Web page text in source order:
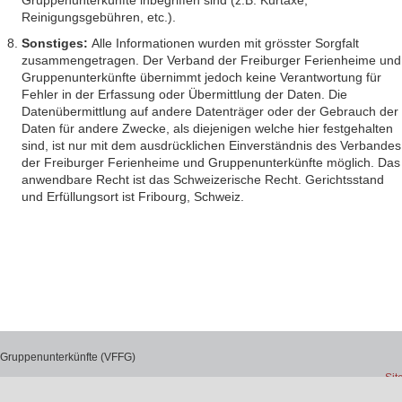
Reinigungsgebühren, etc.).
Sonstiges: Alle Informationen wurden mit grösster Sorgfalt
zusammengetragen. Der Verband der Freiburger Ferienheime und
Gruppenunterkünfte übernimmt jedoch keine Verantwortung für
Fehler in der Erfassung oder Übermittlung der Daten. Die
Datenübermittlung auf andere Datenträger oder der Gebrauch der
Daten für andere Zwecke, als diejenigen welche hier festgehalten
sind, ist nur mit dem ausdrücklichen Einverständnis des Verbandes
der Freiburger Ferienheime und Gruppenunterkünfte möglich. Das
anwendbare Recht ist das Schweizerische Recht. Gerichtsstand
und Erfüllungsort ist Fribourg, Schweiz.
(VFFG)